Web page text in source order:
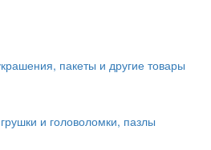
пакеты и другие товары
и головоломки, пазлы